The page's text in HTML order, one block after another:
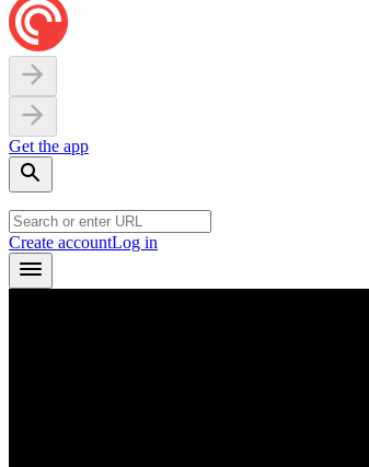
Get the app
Create accountLog in